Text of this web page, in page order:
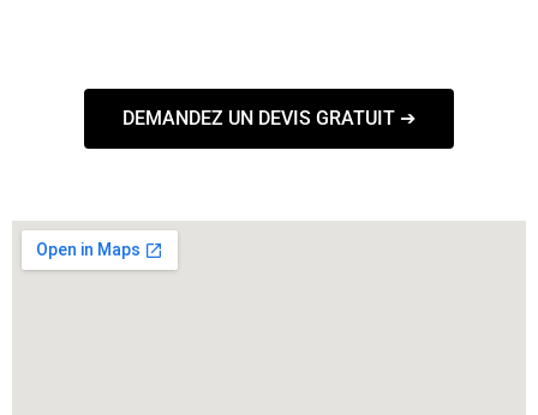
DEMANDEZ UN DEVIS GRATUIT ➔